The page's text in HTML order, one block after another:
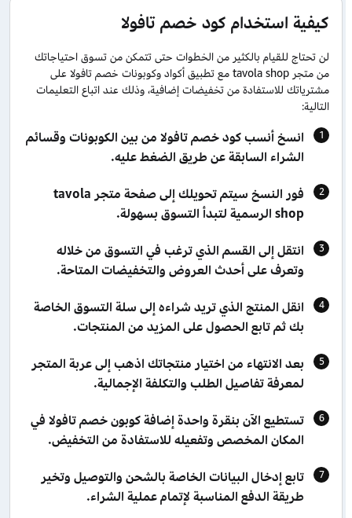
كيفية استخدام كود خصم تافولا
لن تحتاج للقيام بالكثير من الخطوات حتى تتمكن من تسوق احتياجاتك
من متجر tavola shop مع تطبيق أكواد وكوبونات خصم تافولا على
مشترياتك للاستفادة من تخفيضات إضافية، وذلك عند اتباع التعليمات
التالية:
انسخ أنسب كود خصم تافولا من بين الكوبونات وقسائم
الشراء السابقة عن طريق الضغط عليه.
فور النسخ سيتم تحويلك إلى صفحة متجر tavola
shop الرسمية لتبدأ التسوق بسهولة.
انتقل إلى القسم الذي ترغب في التسوق من خلاله
وتعرف على أحدث العروض والتخفيضات المتاحة.
انقل المنتج الذي تريد شراءه إلى سلة التسوق الخاصة
بك ثم تابع الحصول على المزيد من المنتجات.
بعد الانتهاء من اختيار منتجاتك اذهب إلى عربة المتجر
لمعرفة تفاصيل الطلب والتكلفة الإجمالية.
تستطيع الآن بنقرة واحدة إضافة كوبون خصم تافولا في
المكان المخصص وتفعيله للاستفادة من التخفيض.
تابع إدخال البيانات الخاصة بالشحن والتوصيل وتخير
طريقة الدفع المناسبة لإتمام عملية الشراء.